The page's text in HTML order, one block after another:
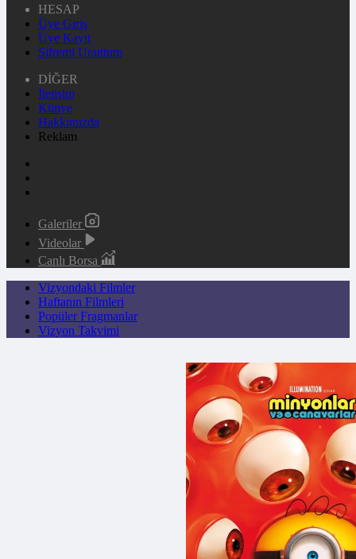
HESAP
Üye Giriş
Üye Kayıt
Şifremi Unuttum
DİĞER
İletişim
Künye
Hakkımızda
Reklam
Galeriler
Videolar
Canlı Borsa
Vizyondaki Filmler
Haftanın Filmleri
Popüler Fragmanlar
Vizyon Takvimi